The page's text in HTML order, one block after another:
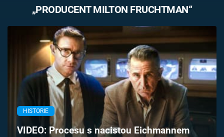
Pořady
TV Program
Časopis
Sledujte prima+
„PRODUCENT MILTON FRUCHTMAN“
HISTORIE
VIDEO: Procesu s nacistou Eichmannem